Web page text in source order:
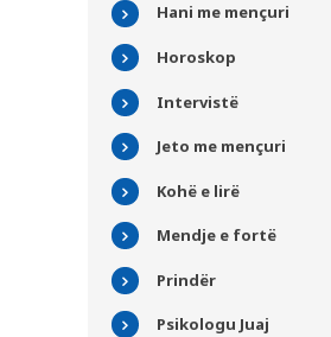
Hani me mençuri
Horoskop
Intervistë
Jeto me mençuri
Kohë e lirë
Mendje e fortë
Prindër
Psikologu Juaj